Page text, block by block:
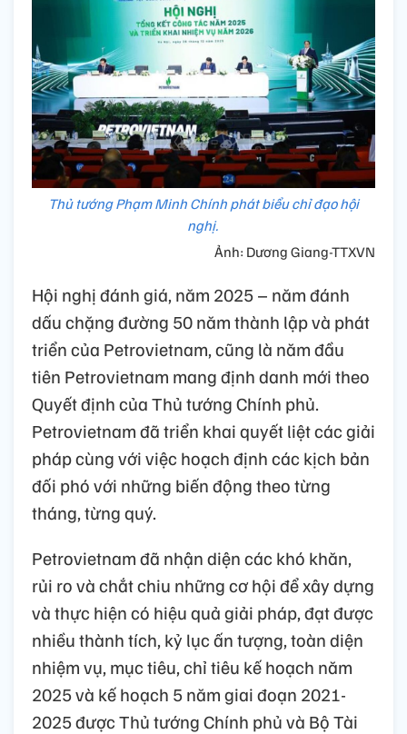
Thủ tướng Phạm Minh Chính phát biểu chỉ đạo hội
nghị.
Ảnh: Dương Giang-TTXVN
Hội nghị đánh giá, năm 2025 – năm đánh
dấu chặng đường 50 năm thành lập và phát
triển của Petrovietnam, cũng là năm đầu
tiên Petrovietnam mang định danh mới theo
Quyết định của Thủ tướng Chính phủ.
Petrovietnam đã triển khai quyết liệt các giải
pháp cùng với việc hoạch định các kịch bản
đối phó với những biến động theo từng
tháng, từng quý.
Petrovietnam đã nhận diện các khó khăn,
rủi ro và chắt chiu những cơ hội để xây dựng
và thực hiện có hiệu quả giải pháp, đạt được
nhiều thành tích, kỷ lục ấn tượng, toàn diện
nhiệm vụ, mục tiêu, chỉ tiêu kế hoạch năm
2025 và kế hoạch 5 năm giai đoạn 2021-
2025 được Thủ tướng Chính phủ và Bộ Tài